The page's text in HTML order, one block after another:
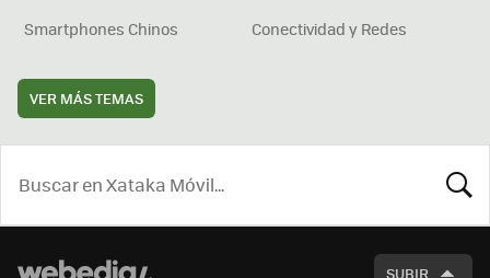
Smartphones Chinos
Conectividad y Redes
VER MÁS TEMAS
SUBIR